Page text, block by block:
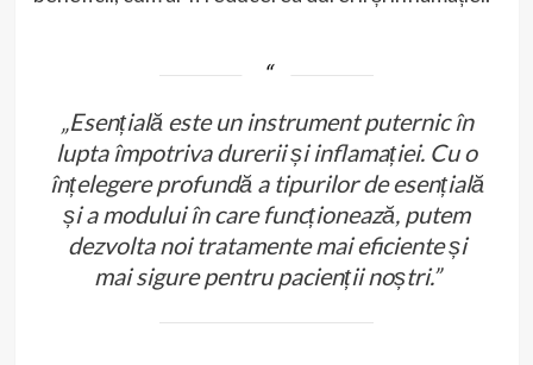
„Esențială este un instrument puternic în
lupta împotriva durerii și inflamației. Cu o
înțelegere profundă a tipurilor de esențială
și a modului în care funcționează, putem
dezvolta noi tratamente mai eficiente și
mai sigure pentru pacienții noștri.”